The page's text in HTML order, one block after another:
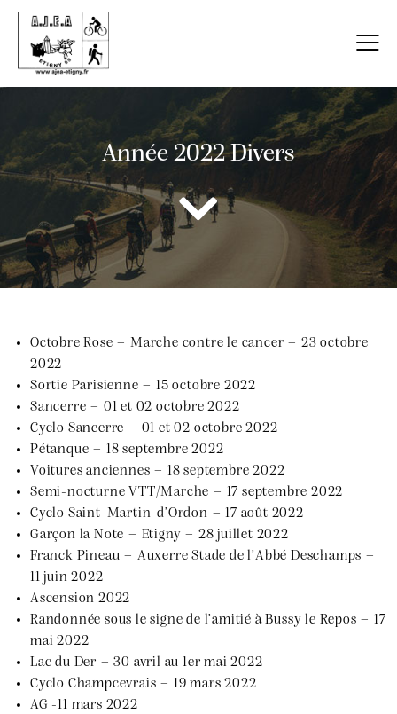
Année 2022 Divers
Octobre Rose – Marche contre le cancer – 23 octobre
2022
Sortie Parisienne – 15 octobre 2022
Sancerre – 01 et 02 octobre 2022
Cyclo Sancerre – 01 et 02 octobre 2022
Pétanque – 18 septembre 2022
Voitures anciennes – 18 septembre 2022
Semi-nocturne VTT/Marche – 17 septembre 2022
Cyclo Saint-Martin-d’Ordon – 17 août 2022
Garçon la Note – Etigny – 28 juillet 2022
Franck Pineau – Auxerre Stade de l’Abbé Deschamps –
11 juin 2022
Ascension 2022
Randonnée sous le signe de l’amitié à Bussy le Repos – 17
mai 2022
Lac du Der – 30 avril au 1er mai 2022
Cyclo Champcevrais – 19 mars 2022
AG -11 mars 2022